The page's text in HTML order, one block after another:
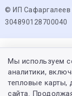
© ИП
304890128700040
Мы используем
аналитики,
тепловые карты,
сайта.